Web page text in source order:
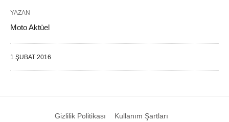
YAZAN
Moto Aktüel
1 ŞUBAT 2016
Gizlilik Politikası Kullanım Şartları